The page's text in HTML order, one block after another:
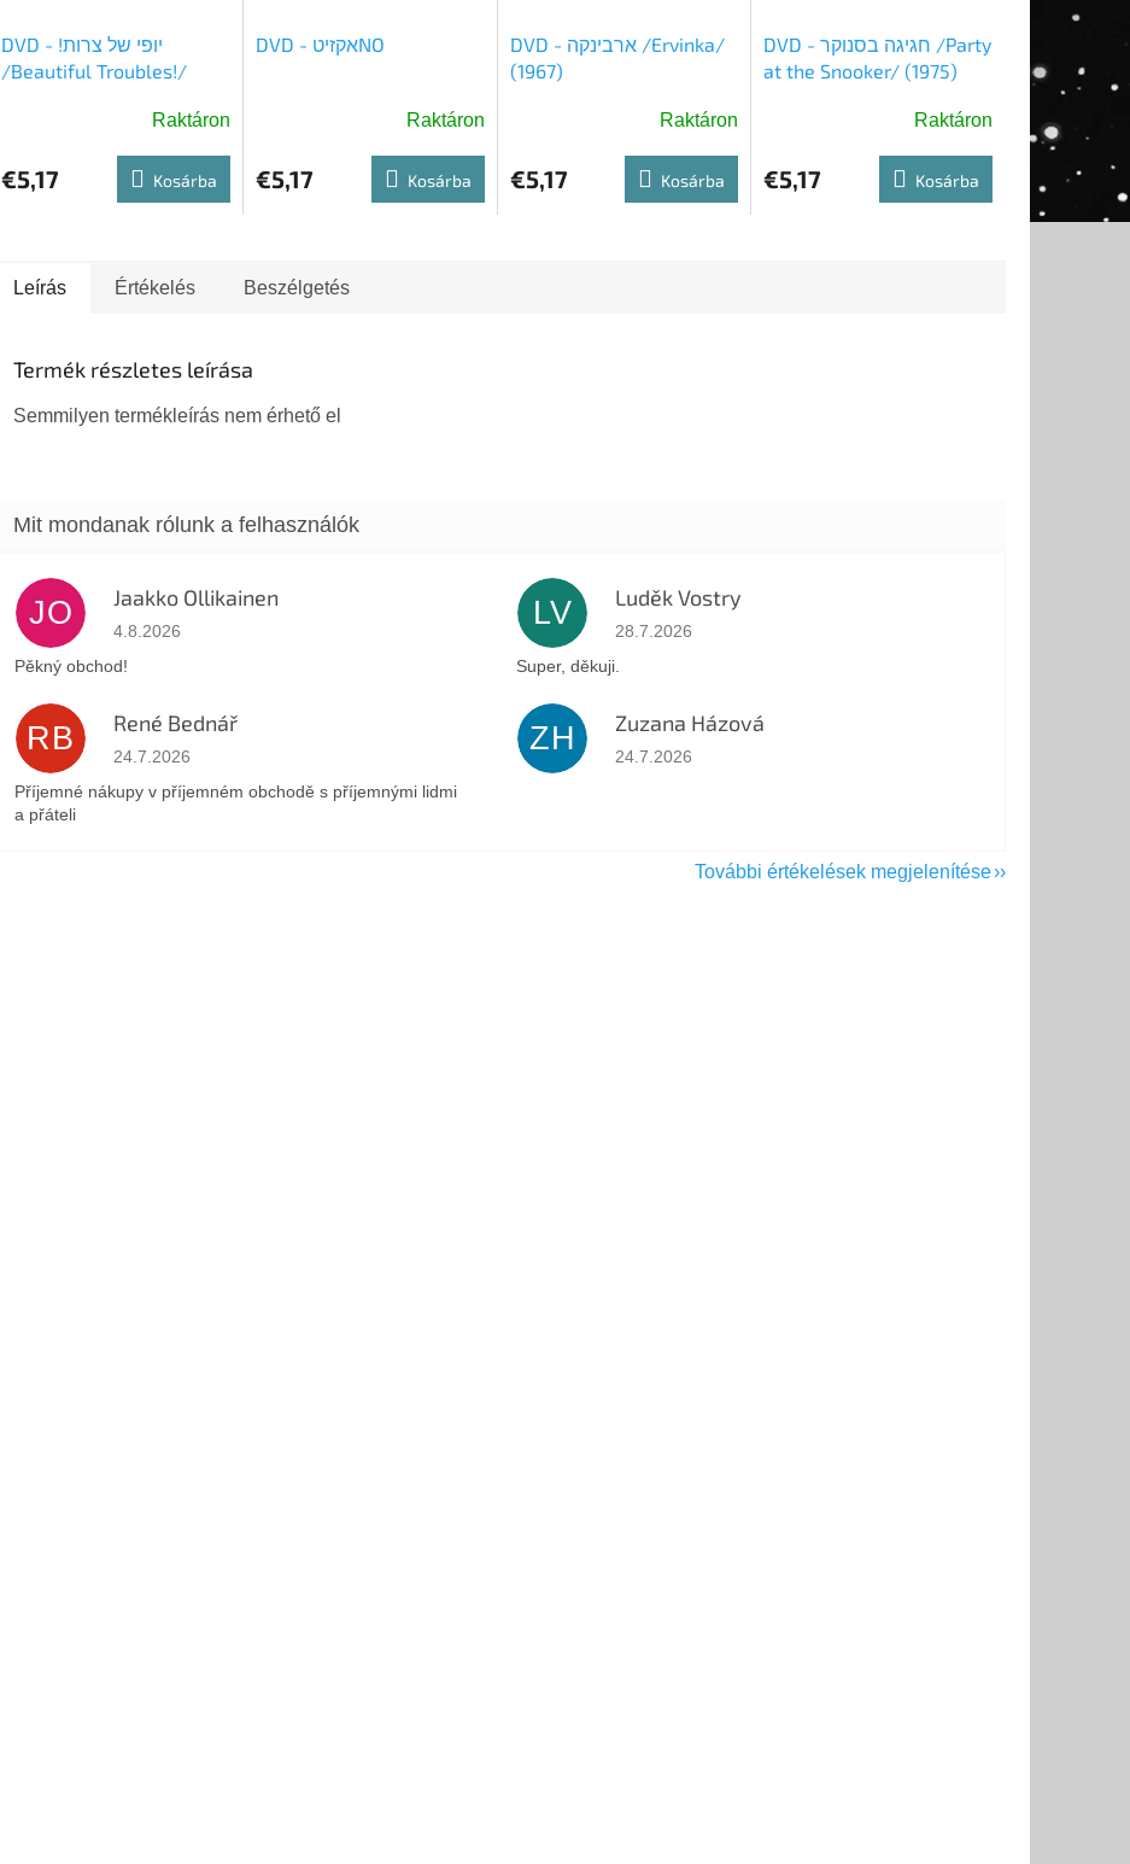
DVD - !יופי של צרות
/Beautiful Troubles!/
Raktáron
€5,17 Kosárba
DVD - אקזיטNO
Raktáron
€5,17 Kosárba
DVD - ארבינקה /Ervinka/
(1967)
Raktáron
€5,17 Kosárba
DVD - חגיגה בסנוקר /Party
at the Snooker/ (1975)
Raktáron
€5,17 Kosárba
Leírás Értékelés Beszélgetés
Termék részletes leírása
Semmilyen termékleírás nem érhető el
JO Jaakko Ollikainen
Az áruház értékelése 5-ből 5 csillag.
4.8.2026
Pěkný obchod!
LV Luděk Vostry
Az áruház értékelése 5-ből 5 csillag.
28.7.2026
Super, děkuji.
RB René Bednář
Az áruház értékelése 5-ből 5 csillag.
24.7.2026
Příjemné nákupy v příjemném obchodě s příjemnými lidmi
a přáteli
ZH Zuzana Házová
Az áruház értékelése 5-ből 5 csillag.
24.7.2026
További értékelések megjelenítése